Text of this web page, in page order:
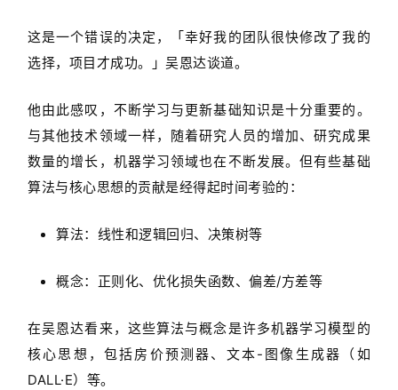
这是一个错误的决定，「幸好我的团队很快修改了我的
选择，项目才成功。」吴恩达谈道。
他由此感叹，不断学习与更新基础知识是十分重要的。
与其他技术领域一样，随着研究人员的增加、研究成果
数量的增长，机器学习领域也在不断发展。但有些基础
算法与核心思想的贡献是经得起时间考验的：
算法：线性和逻辑回归、决策树等
概念：正则化、优化损失函数、偏差/方差等
在吴恩达看来，这些算法与概念是许多机器学习模型的
核心思想，包括房价预测器、文本-图像生成器（如
DALL·E）等。